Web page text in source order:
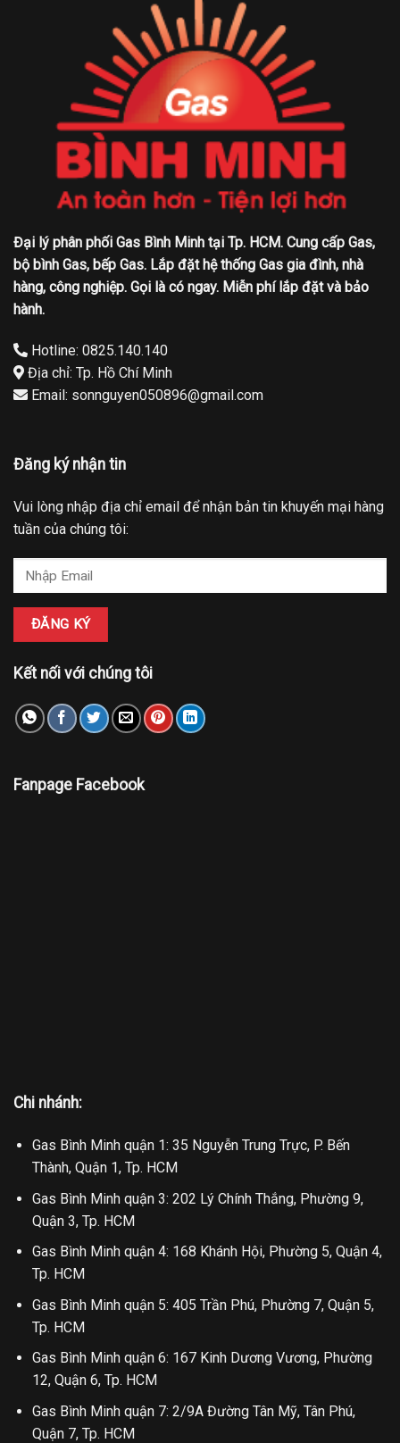
Đại lý phân phối Gas Bình Minh tại Tp. HCM. Cung cấp Gas,
bộ bình Gas, bếp Gas. Lắp đặt hệ thống Gas gia đình, nhà
hàng, công nghiệp. Gọi là có ngay. Miễn phí lắp đặt và bảo
hành.
Hotline: 0825.140.140
Địa chỉ: Tp. Hồ Chí Minh
Email: sonnguyen050896@gmail.com
Đăng ký nhận tin
Vui lòng nhập địa chỉ email để nhận bản tin khuyến mại hàng
tuần của chúng tôi:
Kết nối với chúng tôi
Fanpage Facebook
Chi nhánh:
Gas Bình Minh quận 1: 35 Nguyễn Trung Trực, P. Bến
Thành, Quận 1, Tp. HCM
Gas Bình Minh quận 3: 202 Lý Chính Thắng, Phường 9,
Quận 3, Tp. HCM
Gas Bình Minh quận 4: 168 Khánh Hội, Phường 5, Quận 4,
Tp. HCM
Gas Bình Minh quận 5: 405 Trần Phú, Phường 7, Quận 5,
Tp. HCM
Gas Bình Minh quận 6: 167 Kinh Dương Vương, Phường
12, Quận 6, Tp. HCM
Gas Bình Minh quận 7: 2/9A Đường Tân Mỹ, Tân Phú,
Quận 7, Tp. HCM